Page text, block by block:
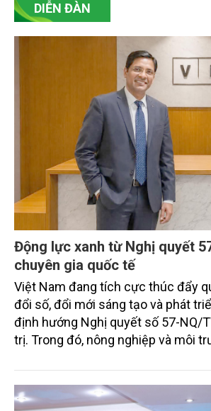
DIỄN ĐÀN
Động lực xanh từ Nghị quyết
chuyên gia quốc tế
Việt Nam đang tích cực thúc đẩy
đổi số, đổi mới sáng tạo và phát
định hướng Nghị quyết số 57-NQ/
trị. Trong đó, nông nghiệp và môi
sắc bởi các tiến bộ công nghệ và
toàn cầu, đặc biệt là mục tiêu đưa